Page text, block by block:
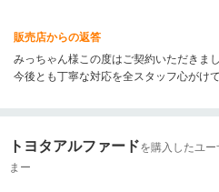
販売店からの返答
みっちゃん様この度はご契約いただきま
今後とも丁寧な対応を全スタッフ心がけ
トヨタアルファードを購入したユー
まー